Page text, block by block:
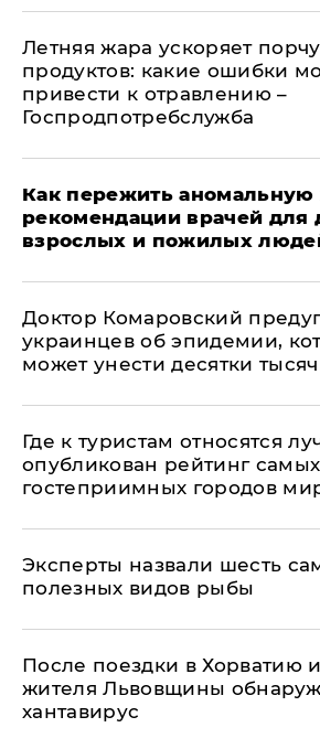
Летняя жара ускоряет порчу
продуктов: какие ошибки
привести к отравлению –
Госпродпотребслужба
Как пережить
рекомендации врачей для
взрослых и пожилых
Доктор Комаровский
украинцев об эпидемии,
может унести десятки
Где к туристам относятся
опубликован рейтинг самых
гостеприимных городов
Эксперты назвали шесть
полезных видов рыбы
После поездки в Хорватию
жителя Львовщины
хантавирус